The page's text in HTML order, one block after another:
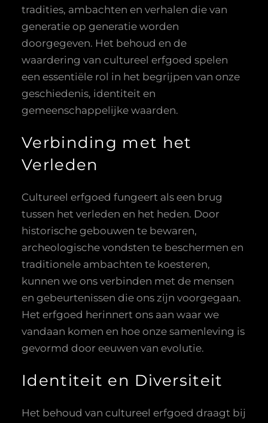
tradities, ambachten en verhalen die van
generatie op generatie worden
doorgegeven. Het behoud en de
waardering van cultureel erfgoed spelen
een essentiële rol in het begrijpen van onze
geschiedenis, identiteit en
gemeenschappelijke waarden.
Verbinding met het
Verleden
Cultureel erfgoed fungeert als een brug
tussen het verleden en het heden. Door
historische gebouwen te bewaren,
archeologische vondsten te beschermen en
traditionele ambachten te koesteren,
kunnen we ons verbinden met de mensen
en gebeurtenissen die ons zijn voorgegaan.
Het erfgoed herinnert ons aan waar we
vandaan komen en hoe onze samenleving is
gevormd door eeuwen van evolutie.
Identiteit en Diversiteit
Het behoud van cultureel erfgoed draagt bij